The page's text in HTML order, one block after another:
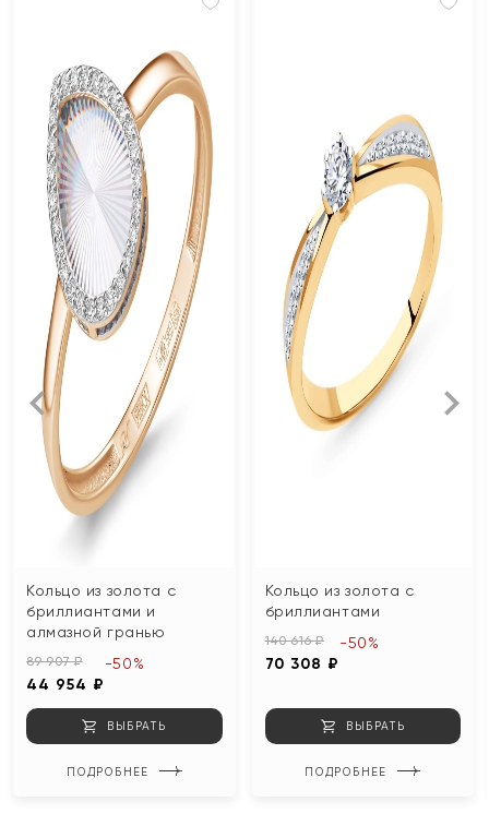
Кольцо из золота с
бриллиантами и
алмазной гранью
89 907 ₽
44 954 ₽
-50%
ВЫБРАТЬ
ПОДРОБНЕЕ
Кольцо из золота с
бриллиантами
140 616 ₽
70 308 ₽
-50%
ВЫБРАТЬ
ПОДРОБНЕЕ